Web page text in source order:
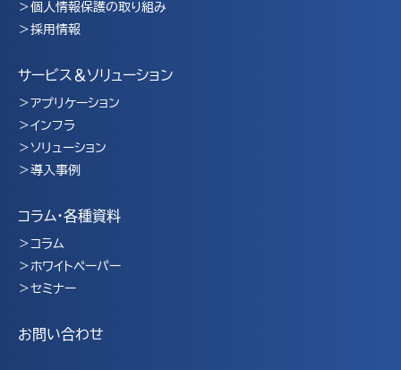
個人情報保護の取り組み
採用情報
サービス＆ソリューション
アプリケーション
インフラ
ソリューション
導入事例
コラム・各種資料
コラム
ホワイトペーパー
セミナー
お問い合わせ